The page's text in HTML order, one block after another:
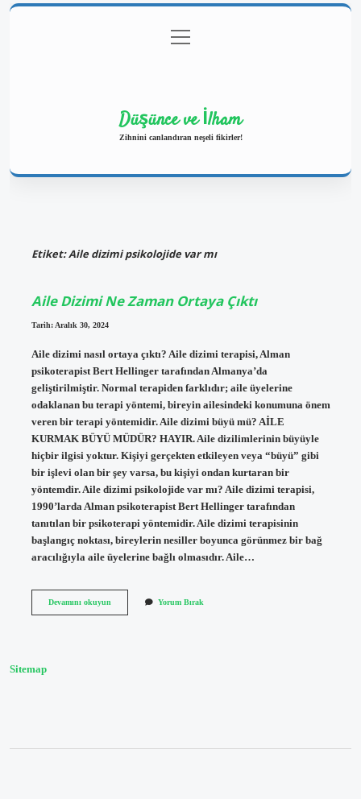
Gizlilik Politikası
menüyü
aç
Düşünce ve İlham
Zihnini canlandıran neşeli fikirler!
Etiket:Aile dizimi psikolojide var mı
Aile Dizimi Ne Zaman Ortaya Çıktı
Tarih: Aralık 30, 2024
Aile dizimi nasıl ortaya çıktı? Aile dizimi terapisi, Alman
psikoterapist Bert Hellinger tarafından Almanya’da
geliştirilmiştir. Normal terapiden farklıdır; aile üyelerine
odaklanan bu terapi yöntemi, bireyin ailesindeki konumuna önem
veren bir terapi yöntemidir. Aile dizimi büyü mü? AİLE
KURMAK BÜYÜ MÜDÜR? HAYIR. Aile dizilimlerinin büyüyle
hiçbir ilgisi yoktur. Kişiyi gerçekten etkileyen veya “büyü” gibi
bir işlevi olan bir şey varsa, bu kişiyi ondan kurtaran bir
yöntemdir. Aile dizimi psikolojide var mı? Aile dizimi terapisi,
1990’larda Alman psikoterapist Bert Hellinger tarafından
tanıtılan bir psikoterapi yöntemidir. Aile dizimi terapisinin
başlangıç ​​noktası, bireylerin nesiller boyunca görünmez bir bağ
aracılığıyla aile üyelerine bağlı olmasıdır. Aile…
Devamını okuyunAile
Yorum Bırak
Sitemap